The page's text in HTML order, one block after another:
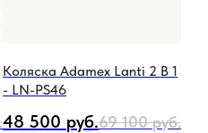
Коляска Adamex Lanti 2 В 1
- LN-PS46
48 500 руб.69 100 руб.